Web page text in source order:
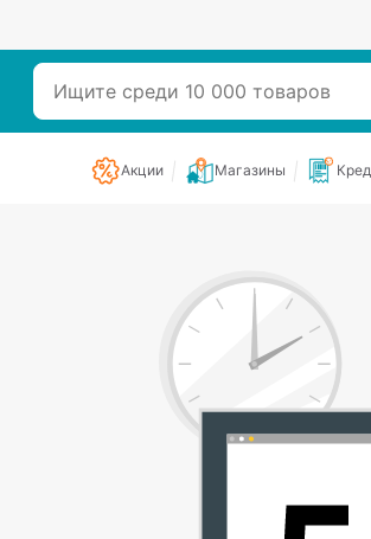
Акции Магазины